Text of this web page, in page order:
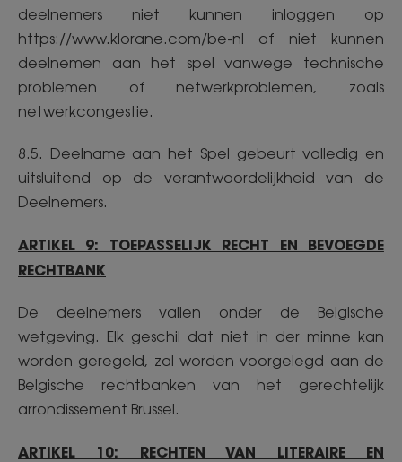
deelnemers niet kunnen inloggen op
https://www.klorane.com/be-nl of niet kunnen
deelnemen aan het spel vanwege technische
problemen of netwerkproblemen, zoals
netwerkcongestie.
8.5. Deelname aan het Spel gebeurt volledig en
uitsluitend op de verantwoordelijkheid van de
Deelnemers.
ARTIKEL 9: TOEPASSELIJK RECHT EN BEVOEGDE
RECHTBANK
De deelnemers vallen onder de Belgische
wetgeving. Elk geschil dat niet in der minne kan
worden geregeld, zal worden voorgelegd aan de
Belgische rechtbanken van het gerechtelijk
arrondissement Brussel.
ARTIKEL 10: RECHTEN VAN LITERAIRE EN